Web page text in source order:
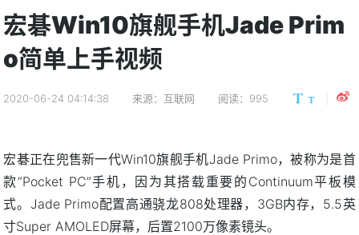
宏碁Win10旗舰手机Jade Prim
o简单上手视频
2020-06-24 04:14:38 来源：互联网 阅读：995
宏碁正在兜售新一代Win10旗舰手机Jade Primo，被称为是首
款“Pocket PC”手机，因为其搭载重要的Continuum平板模
式。Jade Primo配置高通骁龙808处理器，3GB内存，5.5英
寸Super AMOLED屏幕，后置2100万像素镜头。